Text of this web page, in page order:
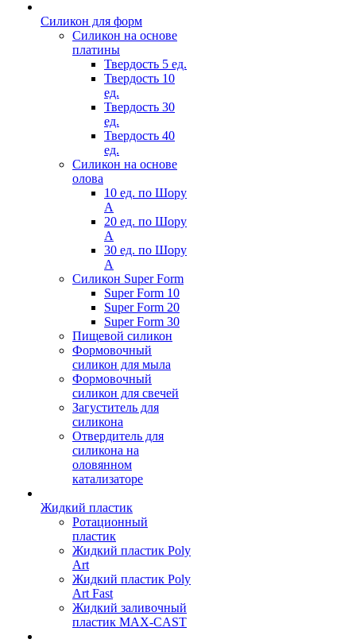
Силикон для форм
Силикон на основе
платины
Твердость 5 ед.
Твердость 10
ед.
Твердость 30
ед.
Твердость 40
ед.
Силикон на основе
олова
10 ед. по Шору
А
20 ед. по Шору
А
30 ед. по Шору
А
Силикон Super Form
Super Form 10
Super Form 20
Super Form 30
Пищевой силикон
Формовочный
силикон для мыла
Формовочный
силикон для свечей
Загуститель для
силикона
Отвердитель для
силикона на
оловянном
катализаторе
Жидкий пластик
Ротационный
пластик
Жидкий пластик Poly
Art
Жидкий пластик Poly
Art Fast
Жидкий заливочный
пластик MAX-CAST